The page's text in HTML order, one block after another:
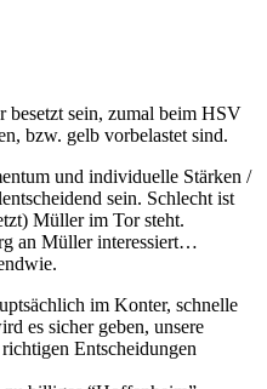
sein, zumal beim HSV
bzw. gelb vorbelastet sind.
und individuelle Stärken /
sein. Schlecht ist
Müller im Tor steht.
an Müller interessiert…
im Konter, schnelle
es sicher geben, unsere
Entscheidungen